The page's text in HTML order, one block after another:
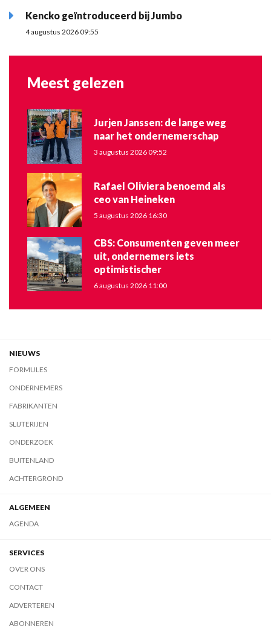
Kencko geïntroduceerd bij Jumbo
4 augustus 2026 09:55
Meest gelezen
Jurjen Janssen: de lange weg
naar het ondernemerschap
3 augustus 2026 09:52
Rafael Oliviera benoemd als
ceo van Heineken
5 augustus 2026 16:30
CBS: Consumenten geven meer
uit, ondernemers iets
optimistischer
6 augustus 2026 11:00
NIEUWS
FORMULES
ONDERNEMERS
FABRIKANTEN
SLIJTERIJEN
ONDERZOEK
BUITENLAND
ACHTERGROND
ALGEMEEN
AGENDA
SERVICES
OVER ONS
CONTACT
ADVERTEREN
ABONNEREN